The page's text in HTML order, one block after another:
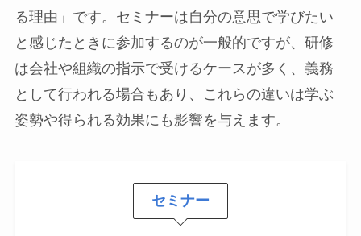
る理由」です。セミナーは自分の意思で学びたい
と感じたときに参加するのが一般的ですが、研修
は会社や組織の指示で受けるケースが多く、義務
として行われる場合もあり、これらの違いは学ぶ
姿勢や得られる効果にも影響を与えます。
セミナー